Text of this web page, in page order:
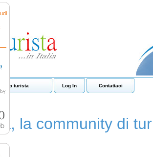
io turista Log In Contattaci
la community di